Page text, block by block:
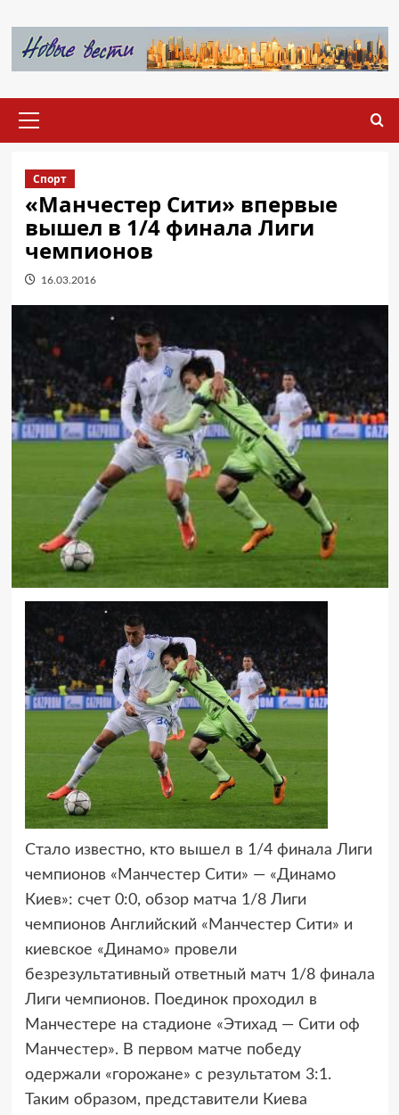
содержимому
меню
Спорт
«Манчестер Сити» впервые
вышел в 1/4 финала Лиги
чемпионов
16.03.2016
Стало известно, кто вышел в 1/4 финала Лиги
чемпионов «Манчестер Сити» — «Динамо
Киев»: счет 0:0, обзор матча 1/8 Лиги
чемпионов Английский «Манчестер Сити» и
киевское «Динамо» провели
безрезультативный ответный матч 1/8 финала
Лиги чемпионов. Поединок проходил в
Манчестере на стадионе «Этихад — Сити оф
Манчестер». В первом матче победу
одержали «горожане» с результатом 3:1.
Таким образом, представители Киева